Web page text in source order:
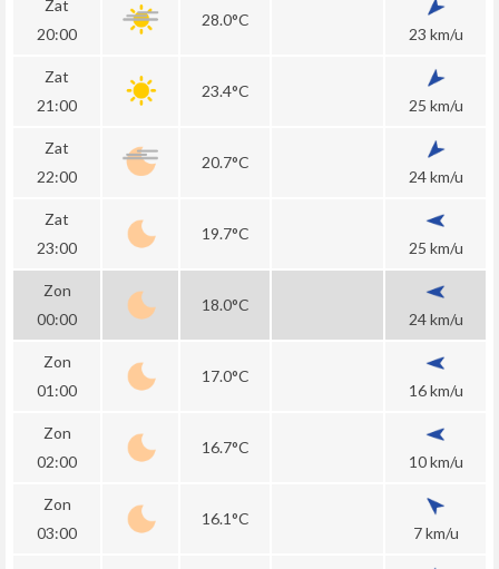
Zat
20:00
28.0°C
23 km/u
Zat
21:00
23.4°C
25 km/u
Zat
22:00
20.7°C
24 km/u
Zat
23:00
19.7°C
25 km/u
Zon
00:00
18.0°C
24 km/u
Zon
01:00
17.0°C
16 km/u
Zon
02:00
16.7°C
10 km/u
Zon
03:00
16.1°C
7 km/u